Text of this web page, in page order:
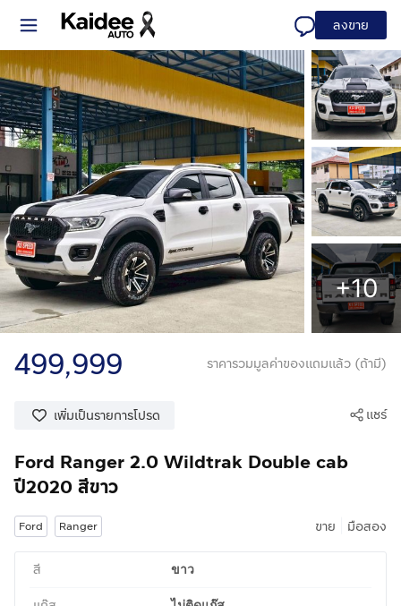
ลงขาย
+10
499,999 ราคารวมมูลค่าของแถมแล้ว (ถ้ามี)
เพิ่มเป็นรายการโปรด แชร์
Ford Ranger 2.0 Wildtrak Double cab
ปี2020 สีขาว
Ford Ranger ขาย มือสอง
สี ขาว